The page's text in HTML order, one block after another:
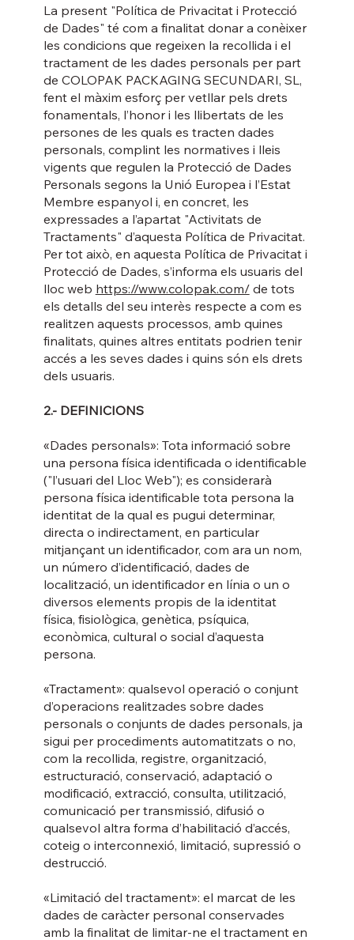
La present "Política de Privacitat i Protecció
de Dades" té com a finalitat donar a conèixer
les condicions que regeixen la recollida i el
tractament de les dades personals per part
de COLOPAK PACKAGING SECUNDARI, SL,
fent el màxim esforç per vetllar pels drets
fonamentals, l’honor i les llibertats de les
persones de les quals es tracten dades
personals, complint les normatives i lleis
vigents que regulen la Protecció de Dades
Personals segons la Unió Europea i l’Estat
Membre espanyol i, en concret, les
expressades a l’apartat "Activitats de
Tractaments" d’aquesta Política de Privacitat.
Per tot això, en aquesta Política de Privacitat i
Protecció de Dades, s’informa els usuaris del
lloc web https://www.colopak.com/de tots
els detalls del seu interès respecte a com es
realitzen aquests processos, amb quines
finalitats, quines altres entitats podrien tenir
accés a les seves dades i quins són els drets
dels usuaris.
2.- DEFINICIONS
«Dades personals»: Tota informació sobre
una persona física identificada o identificable
("l’usuari del Lloc Web"); es considerarà
persona física identificable tota persona la
identitat de la qual es pugui determinar,
directa o indirectament, en particular
mitjançant un identificador, com ara un nom,
un número d’identificació, dades de
localització, un identificador en línia o un o
diversos elements propis de la identitat
física, fisiològica, genètica, psíquica,
econòmica, cultural o social d’aquesta
persona.
«Tractament»: qualsevol operació o conjunt
d’operacions realitzades sobre dades
personals o conjunts de dades personals, ja
sigui per procediments automatitzats o no,
com la recollida, registre, organització,
estructuració, conservació, adaptació o
modificació, extracció, consulta, utilització,
comunicació per transmissió, difusió o
qualsevol altra forma d’habilitació d’accés,
coteig o interconnexió, limitació, supressió o
destrucció.
«Limitació del tractament»: el marcat de les
dades de caràcter personal conservades
amb la finalitat de limitar-ne el tractament en